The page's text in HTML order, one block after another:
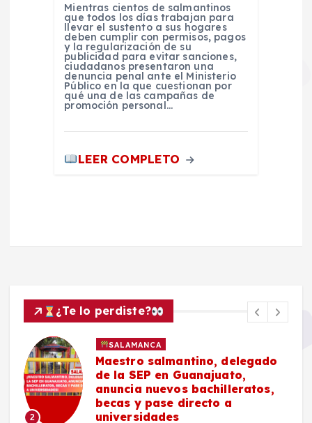
Mientras cientos de salmantinos
que todos los días trabajan para
llevar el sustento a sus hogares
deben cumplir con permisos, pagos
y la regularización de su
publicidad para evitar sanciones,
ciudadanos presentaron una
denuncia penal ante el Ministerio
Público en la que cuestionan por
qué una de las campañas de
promoción personal…
LEER COMPLETO
¿Te lo perdiste?
2
SALAMANCA
Maestro salmantino, delegado
de la SEP en Guanajuato,
anuncia nuevos bachilleratos,
becas y pase directo a
universidades